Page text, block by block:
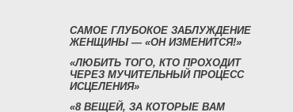
САМОЕ ГЛУБОКОЕ ЗАБЛУЖДЕНИЕ
ЖЕНЩИНЫ — «ОН ИЗМЕНИТСЯ!»
«ЛЮБИТЬ ТОГО, КТО ПРОХОДИТ
ЧЕРЕЗ МУЧИТЕЛЬНЫЙ ПРОЦЕСС
ИСЦЕЛЕНИЯ»
«8 ВЕЩЕЙ, ЗА КОТОРЫЕ ВАМ